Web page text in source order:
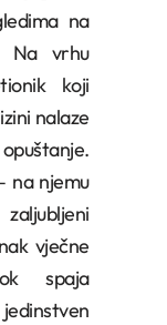
na
Na vrhu
koji
nalaze
na njemu
vječne
spaja